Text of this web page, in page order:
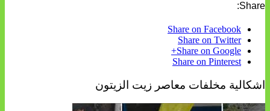
Share:
Share on Facebook
Share on Twitter
Share on Google+
Share on Pinterest
اشكالية مخلفات معاصر زيت الزيتون